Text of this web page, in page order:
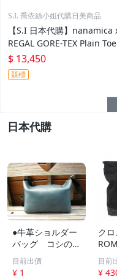
S.I. 喬依絲小姐代購日美商品
【S.I 日本代購】nanamica
REGAL GORE-TEX Plain Toe
hoes
$ 13,450
競標
日本代購
●牛革ショルダー
バッグ コシのあ
る革●厚めレザー
バッグ シュリン
目前出價
¥ 1
ク
A
OTE
目前
¥